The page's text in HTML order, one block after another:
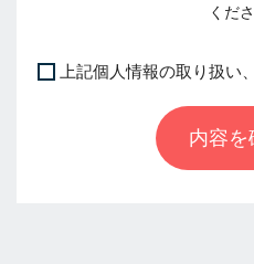
くだ
上記個人情報の取り扱い
内容を